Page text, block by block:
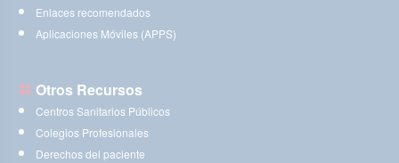
Enlaces recomendados
Aplicaciones Móviles (APPS)
Otros Recursos
Centros Sanitarios Públicos
Colegios Profesionales
Derechos del paciente